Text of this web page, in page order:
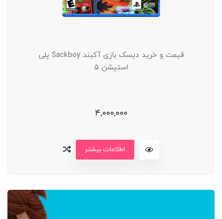
قیمت و خرید دیسک بازی آکبند Sackboy پلی
استیشن 5
4,000,000
اطلاعات بیشتر